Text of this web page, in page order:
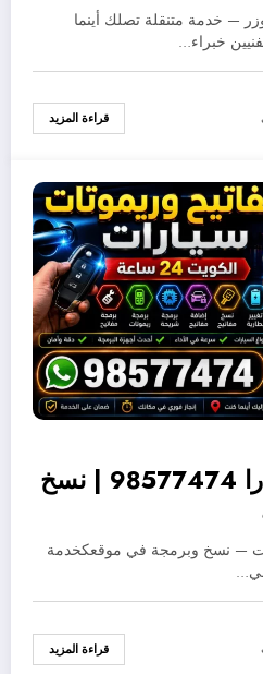
— خدمة متنقلة تصلك أينما
خبراء…
قراءة المزيد
مفاتيح سيارات نافارا 98577474 | نسخ
— نسخ وبرمجة في موقعكخدمة
في…
قراءة المزيد